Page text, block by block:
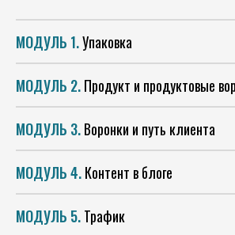
МОДУЛЬ 1.Упаковка
МОДУЛЬ 2.Продукт и продуктовые
МОДУЛЬ 3.Воронки и путь клиента
МОДУЛЬ 4.Контент в блоге
МОДУЛЬ 5.Трафик